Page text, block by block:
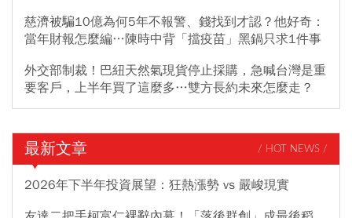
慈濟被騙10億為何5年不報警、錢找到才認？他好奇：
當年財報怎麼編…陳時中背「擋疫苗」黑鍋只求1件事
外交部制裁！巴紐天然氣現貨停止採購，急喊台灣是重
要客戶，上半年買了這麼多…雙方長約未來怎麼走？
最新文章 / HOT NEWS /
2026年下半年投資展望：狂熱漲勢 vs 嚴峻現實